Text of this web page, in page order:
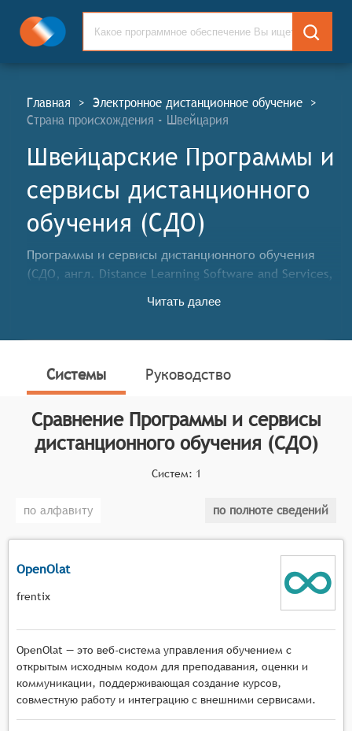
Главная > Электронное дистанционное обучение >
Страна происхождения - Швейцария
Швейцарские Программы и
сервисы дистанционного
обучения (СДО)
Программы и сервисы дистанционного обучения
(СДО, англ. Distance Learning Software and Services,
предназначенные для организации и проведения
направленные на поддержку обучения,
преподавания и управления образовательным
Классификатор программных продуктов Соваре
определяет конкретные функциональные критерии
для систем. Для того чтобы соответствовать
обучения, системы должны иметь следующие
Интерактивность и вовлечение: Платформа
должна обеспечивать активное взаимодействие
между пользователями, включая обратную
связь, обсуждение материалов и совместную
работу над проектами.
Разнообразие форматов контента: Система
должна поддерживать различные форматы
образовательного контента, такие как тексты,
видео, аудио, интерактивные упражнения и
Читать далее
Системы Руководство
Сравнение Программы и сервисы
дистанционного обучения (СДО)
Систем: 1
по алфавиту по полноте сведений
OpenOlat
frentix
OpenOlat — это веб-система управления обучением с
открытым исходным кодом для преподавания, оценки и
коммуникации, поддерживающая создание курсов,
совместную работу и интеграцию с внешними сервисами.